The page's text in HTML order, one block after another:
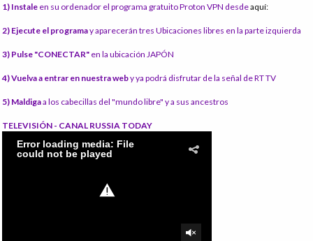
1) Instale en su ordenador el programa gratuito Proton VPN desdeaquí:
2) Ejecute el programay aparecerán tres Ubicaciones libres en la parte izquierda
3) Pulse "CONECTAR" en la ubicación JAPÓN
4) Vuelva a entrar en nuestra weby ya podrá disfrutar de la señal de RT TV
5) Maldigaa los cabecillas del "mundo libre" y a sus ancestros
TELEVISIÓN - CANAL RUSSIA TODAY